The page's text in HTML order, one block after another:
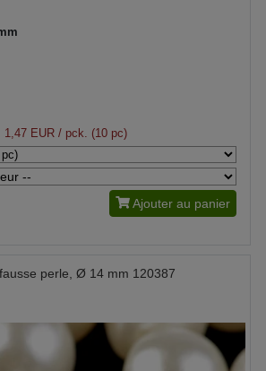
1,47 EUR/ pck. (10 pc)
Ajouter au panier
perle, Ø 14 mm 120387